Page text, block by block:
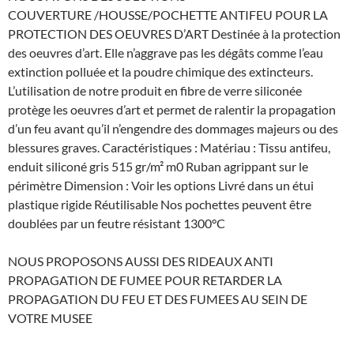
COUVERTURE /HOUSSE/POCHETTE ANTIFEU POUR LA
PROTECTION DES OEUVRES D’ART Destinée à la protection
des oeuvres d’art. Elle n’aggrave pas les dégâts comme l’eau
extinction polluée et la poudre chimique des extincteurs.
L’utilisation de notre produit en fibre de verre siliconée
protège les oeuvres d’art et permet de ralentir la propagation
d’un feu avant qu’il n’engendre des dommages majeurs ou des
blessures graves. Caractéristiques : Matériau : Tissu antifeu,
enduit siliconé gris 515 gr/m² m0 Ruban agrippant sur le
périmètre Dimension : Voir les options Livré dans un étui
plastique rigide Réutilisable Nos pochettes peuvent être
doublées par un feutre résistant 1300°C
NOUS PROPOSONS AUSSI DES RIDEAUX ANTI
PROPAGATION DE FUMEE POUR RETARDER LA
PROPAGATION DU FEU ET DES FUMEES AU SEIN DE
VOTRE MUSEE